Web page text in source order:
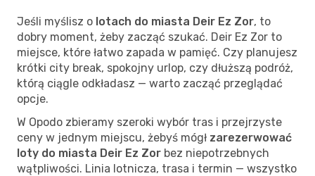
Jeśli myślisz o lotach do miasta Deir Ez Zor, to
dobry moment, żeby zacząć szukać. Deir Ez Zor to
miejsce, które łatwo zapada w pamięć. Czy planujesz
krótki city break, spokojny urlop, czy dłuższą podróż,
którą ciągle odkładasz — warto zacząć przeglądać
opcje.
W Opodo zbieramy szeroki wybór tras i przejrzyste
ceny w jednym miejscu, żebyś mógł zarezerwować
loty do miasta Deir Ez Zor bez niepotrzebnych
wątpliwości. Linia lotnicza, trasa i termin — wszystko